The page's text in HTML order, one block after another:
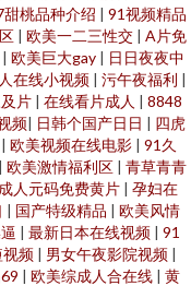
甜桃品种介绍 | 91视频精品
| 欧美一二三性交 | A片免
| 欧美巨大gay | 日日夜夜中
在线小视频 | 污午夜福利 |
片 | 在线看片成人 | 8848
频| 日韩个国产日日 | 四虎
| 欧美视频在线电影 | 91久
| 欧美激情福利区 | 青草青青
成人元码免费黄片 | 孕妇在
| 国产特级精品 | 欧美风情
| 最新日本在线视频 | 91
频 | 男女午夜影院视频 |
| 欧美综成人合在线 | 黄